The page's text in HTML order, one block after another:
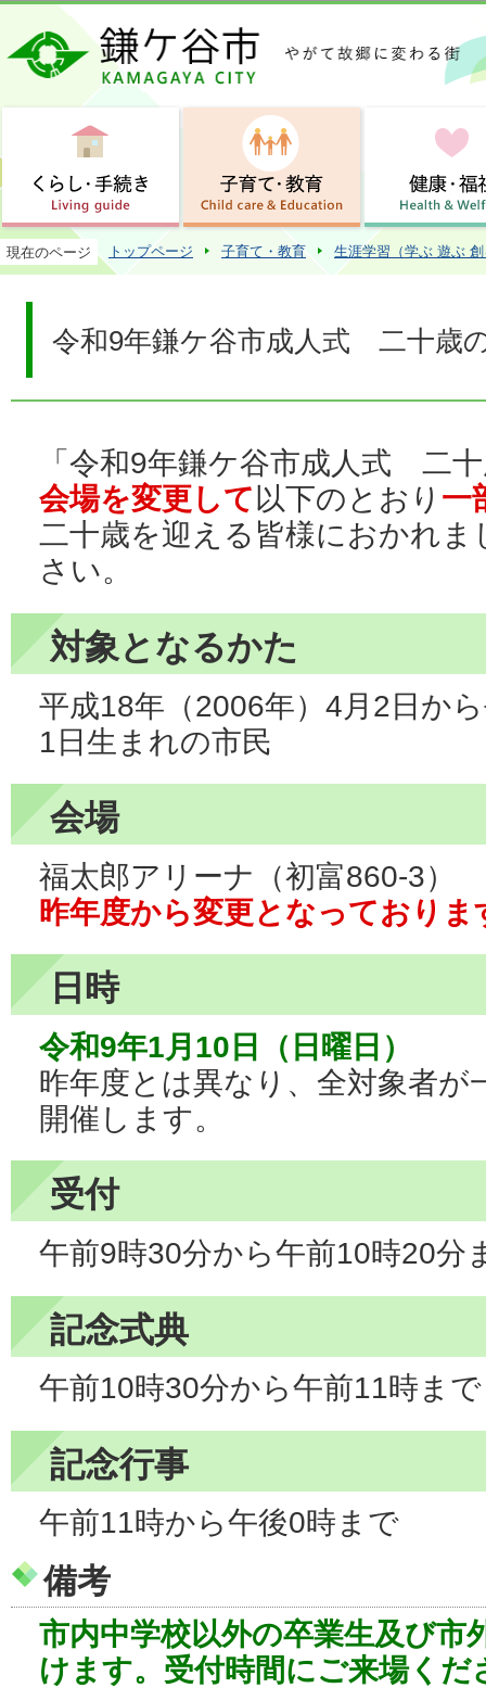
この
現在のページ トップページ 子育て・教育 生涯学習（学ぶ 遊ぶ
令和9年鎌ケ谷市成人式 二十歳
「令和9年鎌ケ谷市成人式 二
会場を変更して以下のとおり 一
二十歳を迎える皆様におかれ
さい。
対象となるかた
平成18年（2006年）4月2日か
1日生まれの市民
会場
福太郎アリーナ（初富860-3）
昨年度から変更となっておりま
日時
令和9年1月10日（日曜日）
昨年度とは異なり、全対象者が
開催します。
受付
午前9時30分から午前10時20分
記念式典
午前10時30分から午前11時まで
記念行事
午前11時から午後0時まで
備考
市内中学校以外の卒業生及び市
けます。受付時間にご来場くだ